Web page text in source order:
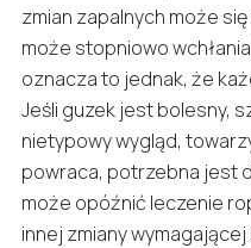
zmian zapalnych może
może stopniowo
oznacza to jednak, że
Jeśli guzek jest bolesny,
nietypowy wygląd,
powraca, potrzebna jest
może opóźnić leczenie
innej zmiany